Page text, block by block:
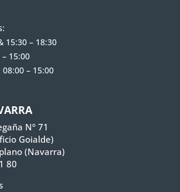
15:30 – 18:30
15:00
– 15:00
Nº 71
Goialde)
(Navarra)
80